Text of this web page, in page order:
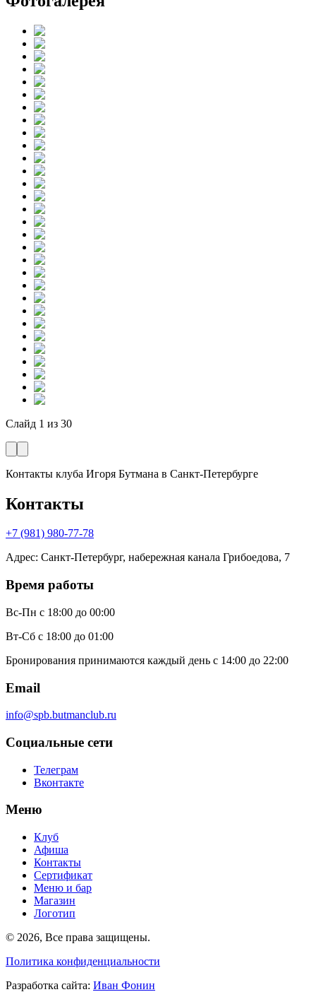
Слайд 1 из 30
Контакты клуба Игоря Бутмана в Санкт-Петербурге
Контакты
+7 (981) 980-77-78
Адрес: Санкт-Петербург, набережная канала Грибоедова, 7
Время работы
Вс-Пн с 18:00 до 00:00
Вт-Сб с 18:00 до 01:00
Бронирования принимаются каждый день с 14:00 до 22:00
Email
info@spb.butmanclub.ru
Социальные сети
Телеграм
Вконтакте
Меню
Клуб
Афиша
Контакты
Сертификат
Меню и бар
Магазин
Логотип
© 2026, Все права защищены.
Политика конфиденциальности
Разработка сайта: Иван Фонин